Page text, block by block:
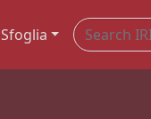
Sfoglia